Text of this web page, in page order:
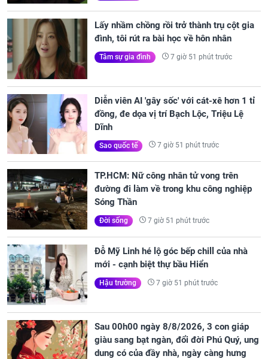
Lấy nhầm chồng rồi trở thành trụ cột gia
đình, tôi rút ra bài học về hôn nhân
Tâm sự gia đình 7 giờ 51 phút trước
Diễn viên AI 'gây sốc' với cát-xê hơn 1 tỉ
đồng, đe dọa vị trí Bạch Lộc, Triệu Lệ
Dĩnh
Sao quốc tế 7 giờ 51 phút trước
TP.HCM: Nữ công nhân tử vong trên
đường đi làm về trong khu công nghiệp
Sóng Thần
Đời sống 7 giờ 51 phút trước
Đỗ Mỹ Linh hé lộ góc bếp chill của nhà
mới - cạnh biệt thự bầu Hiển
Hậu trường 7 giờ 51 phút trước
Sau 00h00 ngày 8/8/2026, 3 con giáp
giàu sang bạt ngàn, đổi đời Phú Quý, ung
dung có của đầy nhà, ngày càng hưng